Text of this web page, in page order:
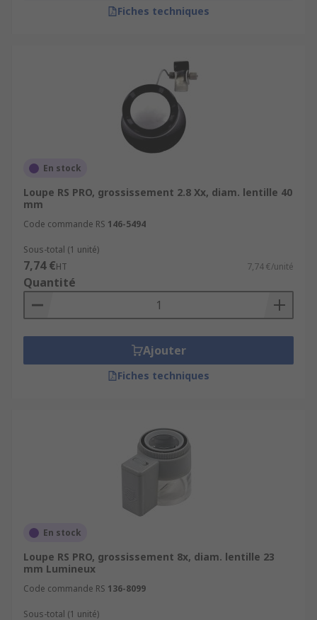
Fiches techniques
En stock
Loupe RS PRO, grossissement 2.8 Xx, diam. lentille 40
mm
Code commande RS 146-5494
Sous-total (1 unité)
7,74 €HT 7,74 €/unité
Quantité
Ajouter
Fiches techniques
En stock
Loupe RS PRO, grossissement 8x, diam. lentille 23
mm Lumineux
Code commande RS 136-8099
Sous-total (1 unité)